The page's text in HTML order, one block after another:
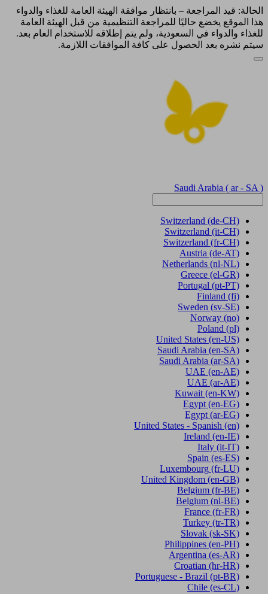
الحالة: قيد المراجعة – بانتظار موافقة الهيئة العامة للغذاء والدواء
هذا الموقع يخضع حاليًا للمراجعة التنظيمية من قبل الهيئة العامة
للغذاء والدواء في السعودية، ولم يتم إطلاقه للاستخدام العام بعد.
سيتم نشره بعد الحصول على كافة الموافقات اللازمة.
Saudi Arabia ( ar - SA )
Switzerland (de-CH)
Switzerland (it-CH)
Switzerland (fr-CH)
Austria (de-AT)
Netherlands (nl-NL)
Greece (el-GR)
Portugal (pt-PT)
Finland (fi)
Sweden (sv-SE)
Norway (no)
Poland (pl)
United States (en-US)
Saudi Arabia (en-SA)
Saudi Arabia (ar-SA)
UAE (en-AE)
UAE (ar-AE)
Kuwait (en-KW)
Egypt (en-EG)
Egypt (ar-EG)
United States - Spanish (en)
Ireland (en-IE)
Italy (it-IT)
Spain (es-ES)
Luxembourg (fr-LU)
United Kingdom (en-GB)
Belgium (fr-BE)
Belgium (nl-BE)
France (fr-FR)
Turkey (tr-TR)
Slovak (sk-SK)
Philippines (en-PH)
Argentina (es-AR)
Croatian (hr-HR)
Portuguese - Brazil (pt-BR)
Chile (es-CL)